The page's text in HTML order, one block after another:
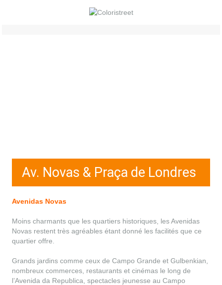
Av. Novas & Praça de Londres
Avenidas Novas
Moins charmants que les quartiers historiques, les Avenidas
Novas restent très agréables étant donné les facilités que ce
quartier offre.
Grands jardins comme ceux de Campo Grande et Gulbenkian,
nombreux commerces, restaurants et cinémas le long de
l’Avenida da Republica, spectacles jeunesse au Campo